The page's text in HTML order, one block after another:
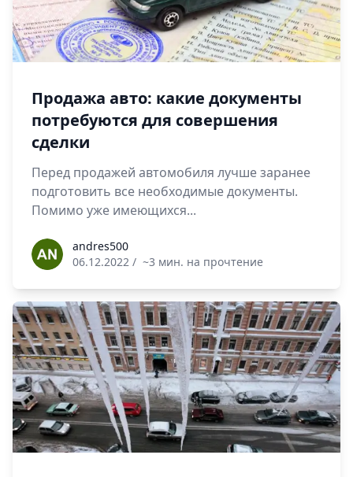
Продажа авто: какие документы
потребуются для совершения
сделки
Перед продажей автомобиля лучше заранее
подготовить все необходимые документы.
Помимо уже имеющихся...
andres500andres500
06.12.2022 / ~3 мин. на прочтение